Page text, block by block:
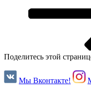
Поделитесь этой
Мы Вконтакте!